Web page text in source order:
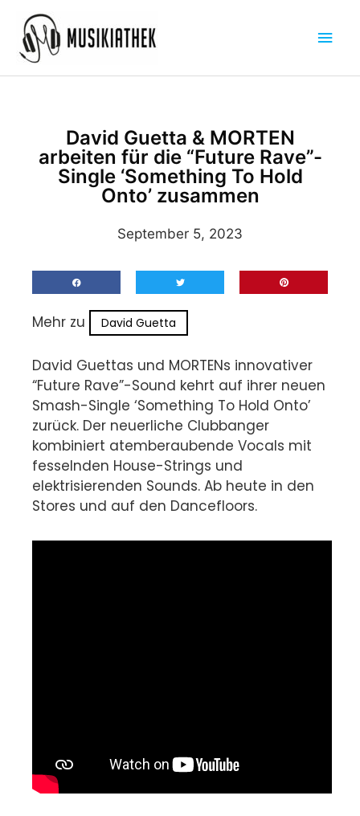
Inhalt
springen
David Guetta & MORTEN
arbeiten für die “Future Rave”-
Single ‘Something To Hold
Onto’ zusammen
September 5, 2023
Mehr zu David Guetta
David Guettas und MORTENs innovativer
“Future Rave”-Sound kehrt auf ihrer neuen
Smash-Single ‘Something To Hold Onto’
zurück. Der neuerliche Clubbanger
kombiniert atemberaubende Vocals mit
fesselnden House-Strings und
elektrisierenden Sounds. Ab heute in den
Stores und auf den Dancefloors.